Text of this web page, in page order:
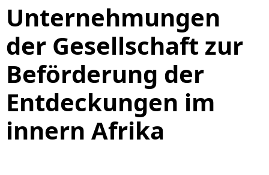
Unternehmungen
der Gesellschaft zur
Beförderung der
Entdeckungen im
innern Afrika